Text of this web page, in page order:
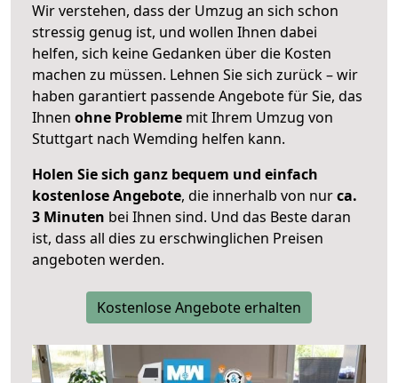
Wir verstehen, dass der Umzug an sich schon
stressig genug ist, und wollen Ihnen dabei
helfen, sich keine Gedanken über die Kosten
machen zu müssen. Lehnen Sie sich zurück – wir
haben garantiert passende Angebote für Sie, das
Ihnen ohne Probleme mit Ihrem Umzug von
Stuttgart nach Wemding helfen kann.
Holen Sie sich ganz bequem und einfach
kostenlose Angebote, die innerhalb von nurca.
3 Minuten bei Ihnen sind. Und das Beste daran
ist, dass all dies zu erschwinglichen Preisen
angeboten werden.
Kostenlose Angebote erhalten